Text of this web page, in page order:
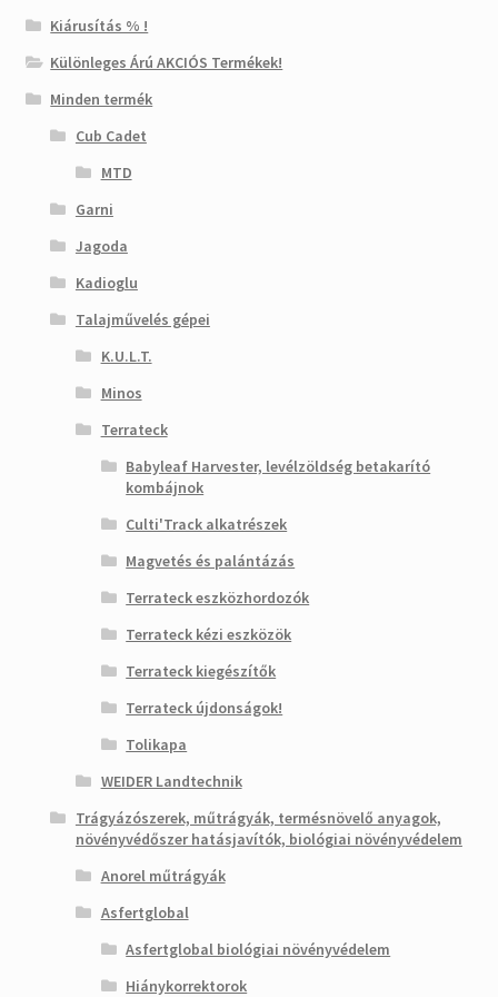
Kiárusítás % !
Különleges Árú AKCIÓS Termékek!
Minden termék
Cub Cadet
MTD
Garni
Jagoda
Kadioglu
Talajművelés gépei
K.U.L.T.
Minos
Terrateck
Babyleaf Harvester, levélzöldség betakarító
kombájnok
Culti'Track alkatrészek
Magvetés és palántázás
Terrateck eszközhordozók
Terrateck kézi eszközök
Terrateck kiegészítők
Terrateck újdonságok!
Tolikapa
WEIDER Landtechnik
Trágyázószerek, műtrágyák, termésnövelő anyagok,
növényvédőszer hatásjavítók, biológiai növényvédelem
Anorel műtrágyák
Asfertglobal
Asfertglobal biológiai növényvédelem
Hiánykorrektorok